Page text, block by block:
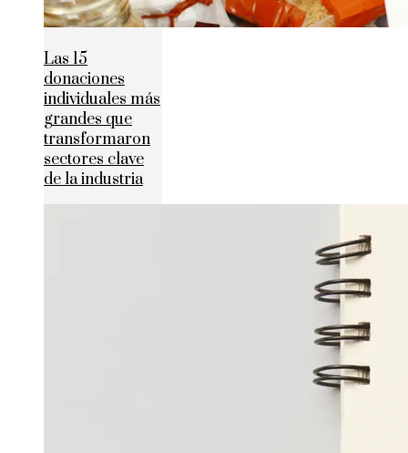
Las 15
donaciones
individuales más
grandes que
transformaron
sectores clave
de la industria